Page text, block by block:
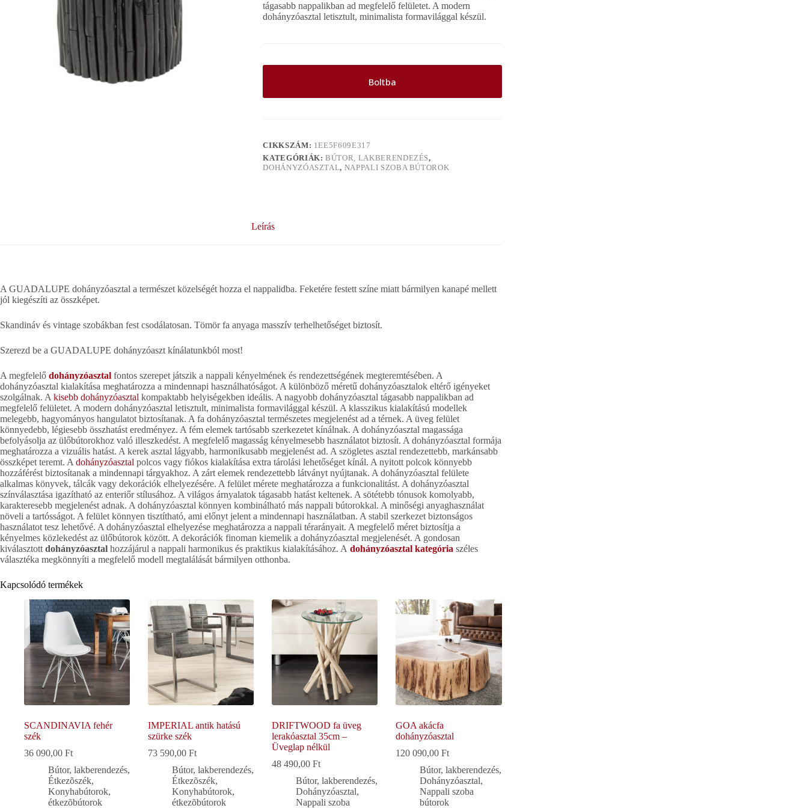
tágasabb nappalikban ad megfelelő felületet. A modern
dohányzóasztal letisztult, minimalista formavilággal készül.
Boltba
CIKKSZÁM: 1EE5F609E317
KATEGÓRIÁK:BÚTOR, LAKBERENDEZÉS,
DOHÁNYZÓASZTAL, NAPPALI SZOBA BÚTOROK
Leírás
A GUADALUPE dohányzóasztal a természet közelségét hozza el nappalidba. Feketére festett színe miatt bármilyen kanapé mellett
jól kiegészíti az összképet.
Skandináv és vintage szobákban fest csodálatosan. Tömör fa anyaga masszív terhelhetőséget biztosít.
Szerezd be a GUADALUPE dohányzóaszt kínálatunkból most!
A megfelelő dohányzóasztal fontos szerepet játszik a nappali kényelmének és rendezettségének megteremtésében. A
dohányzóasztal kialakítása meghatározza a mindennapi használhatóságot. A különböző méretű dohányzóasztalok eltérő igényeket
szolgálnak. A kisebb dohányzóasztal kompaktabb helyiségekben ideális. A nagyobb dohányzóasztal tágasabb nappalikban ad
megfelelő felületet. A modern dohányzóasztal letisztult, minimalista formavilággal készül. A klasszikus kialakítású modellek
melegebb, hagyományos hangulatot biztosítanak. A fa dohányzóasztal természetes megjelenést ad a térnek. A üveg felület
könnyedebb, légiesebb összhatást eredményez. A fém elemek tartósabb szerkezetet kínálnak. A dohányzóasztal magassága
befolyásolja az ülőbútorokhoz való illeszkedést. A megfelelő magasság kényelmesebb használatot biztosít. A dohányzóasztal formája
meghatározza a vizuális hatást. A kerek asztal lágyabb, harmonikusabb megjelenést ad. A szögletes asztal rendezettebb, markánsabb
összképet teremt. A dohányzóasztal polcos vagy fiókos kialakítása extra tárolási lehetőséget kínál. A nyitott polcok könnyebb
hozzáférést biztosítanak a mindennapi tárgyakhoz. A zárt elemek rendezettebb látványt nyújtanak. A dohányzóasztal felülete
alkalmas könyvek, tálcák vagy dekorációk elhelyezésére. A felület mérete meghatározza a funkcionalitást. A dohányzóasztal
színválasztása igazítható az enteriőr stílusához. A világos árnyalatok tágasabb hatást keltenek. A sötétebb tónusok komolyabb,
karakteresebb megjelenést adnak. A dohányzóasztal könnyen kombinálható más nappali bútorokkal. A minőségi anyaghasználat
növeli a tartósságot. A felület könnyen tisztítható, ami előnyt jelent a mindennapi használatban. A stabil szerkezet biztonságos
használatot tesz lehetővé. A dohányzóasztal elhelyezése meghatározza a nappali térarányait. A megfelelő méret biztosítja a
kényelmes közlekedést az ülőbútorok között. A dekorációk finoman kiemelik a dohányzóasztal megjelenését. A gondosan
kiválasztott dohányzóasztal hozzájárul a nappali harmonikus és praktikus kialakításához. A dohányzóasztal kategória széles
választéka megkönnyíti a megfelelő modell megtalálását bármilyen otthonba.
Kapcsolódó termékek
SCANDINAVIA fehér
szék
36 090,00 Ft
Bútor, lakberendezés,
Étkezõszék,
Konyhabútorok,
étkezõbútorok
IMPERIAL antik hatású
szürke szék
73 590,00Ft
Bútor, lakberendezés,
Étkezõszék,
Konyhabútorok,
étkezõbútorok
DRIFTWOOD fa üveg
lerakóasztal 35cm –
Üveglap nélkül
48 490,00Ft
Bútor, lakberendezés,
Dohányzóasztal,
Nappali szoba
GOA akácfa
dohányzóasztal
120 090,00Ft
Bútor, lakberendezés,
Dohányzóasztal,
Nappali szoba
bútorok